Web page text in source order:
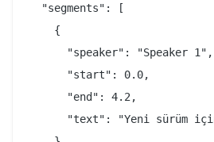
  "segments": [
    {
      "speaker": "Speaker 1",
      "start": 0.0,
      "end": 4.2,
"text": "Yeni sürüm